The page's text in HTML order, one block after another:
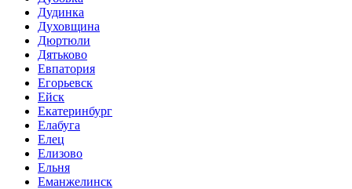
Дудинка
Духовщина
Дюртюли
Дятьково
Евпатория
Егорьевск
Ейск
Екатеринбург
Елабуга
Елец
Елизово
Ельня
Еманжелинск